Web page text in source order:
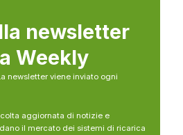
newsletter
Weekly
newsletter viene inviato ogni
aggiornata di notizie e
il mercato dei sistemi di ricarica